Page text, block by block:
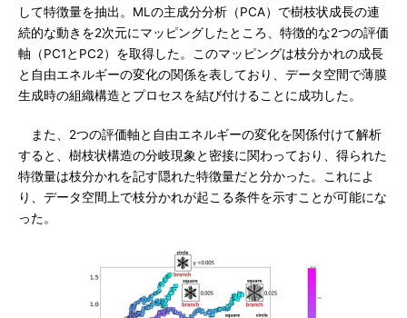
して特徴量を抽出。MLの主成分分析（PCA）で樹枝状成長の連
続的な動きを2次元にマッピングしたところ、特徴的な2つの評価
軸（PC1とPC2）を取得した。このマッピングは枝分かれの成長
と自由エネルギーの変化の関係を表しており、データ空間で薄膜
生成時の組織構造とプロセスを結び付けることに成功した。
また、2つの評価軸と自由エネルギーの変化を関係付けて解析
すると、樹枝状構造の分岐現象と密接に関わっており、得られた
特徴量は枝分かれを記す隠れた特徴量だと分かった。これによ
り、データ空間上で枝分かれが起こる条件を示すことが可能にな
った。